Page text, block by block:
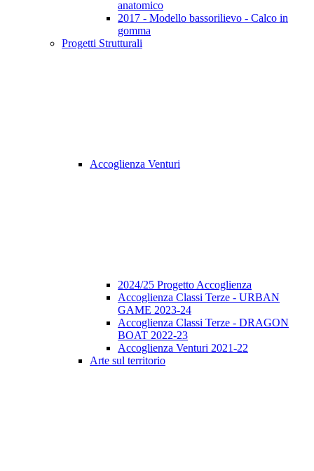
anatomico
2017 - Modello bassorilievo - Calco in
gomma
Progetti Strutturali
Accoglienza Venturi
2024/25 Progetto Accoglienza
Accoglienza Classi Terze - URBAN
GAME 2023-24
Accoglienza Classi Terze - DRAGON
BOAT 2022-23
Accoglienza Venturi 2021-22
Arte sul territorio